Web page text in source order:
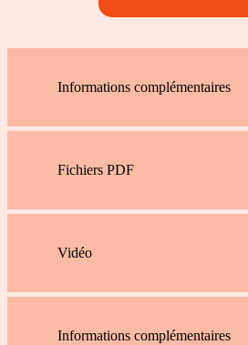
Informations complémentaires
Fichiers PDF
Vidéo
Informations complémentaires